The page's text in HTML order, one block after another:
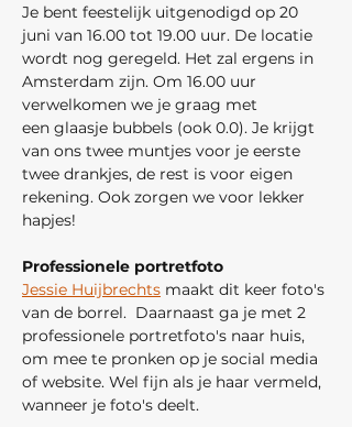
Je bent feestelijk uitgenodigd op 20
juni van 16.00 tot 19.00 uur. De locatie
wordt nog geregeld. Het zal ergens in
Amsterdam zijn. Om 16.00 uur
verwelkomen we je graag met
een glaasje bubbels (ook 0.0). Je krijgt
van ons twee muntjes voor je eerste
twee drankjes, de rest is voor eigen
rekening. Ook zorgen we voor lekker
hapjes!
Professionele portretfoto
Jessie Huijbrechts maakt dit keer foto's
van de borrel.  Daarnaast ga je met 2
professionele portretfoto's naar huis,
om mee te pronken op je social media
of website. Wel fijn als je haar vermeld,
wanneer je foto's deelt.